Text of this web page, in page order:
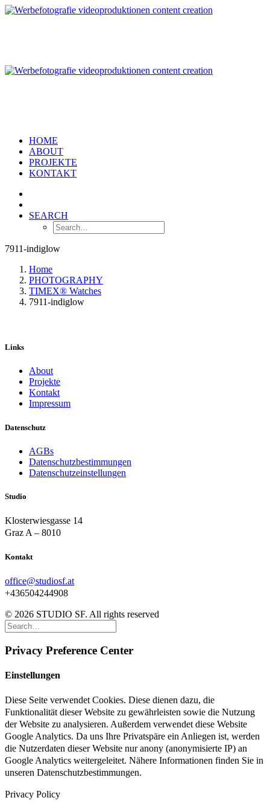
HOME
ABOUT
PROJEKTE
KONTAKT
SEARCH
7911-indiglow
Home
PHOTOGRAPHY
TIMEX® Watches
7911-indiglow
Links
About
Projekte
Kontakt
Impressum
Datenschutz
AGBs
Datenschutzbestimmungen
Datenschutzeinstellungen
Studio
Klosterwiesgasse 14
Graz A – 8010
Kontakt
office@studiosf.at
+436504244908
© 2026 STUDIO SF. All rights reserved
Privacy Preference Center
Einstellungen
Diese Seite verwendet Cookies. Diese dienen dazu, die
Funktionalität dieser Website zu gewährleisten sowie die Nutzung
der Website zu analysieren. Außerdem verwendet diese Website
Google Analytics. Da uns Ihre Privatspäre ein Anliegen ist, werden
die Nutzerdaten dieser Website nur anony (anonymisierte IP) an
Google Analytics weitergeleitet. Nähere Informationen finden Sie in
unseren Datenschutzbestimmungen.
Privacy Policy